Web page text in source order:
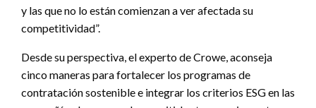
y las que no lo están comienzan a ver afectada su
competitividad”.
Desde su perspectiva, el experto de Crowe, aconseja
cinco maneras para fortalecer los programas de
contratación sostenible e integrar los criterios ESG en las